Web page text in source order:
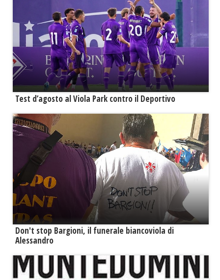
Test d’agosto al Viola Park contro il Deportivo
Don't stop Bargioni, il funerale biancoviola di
Alessandro